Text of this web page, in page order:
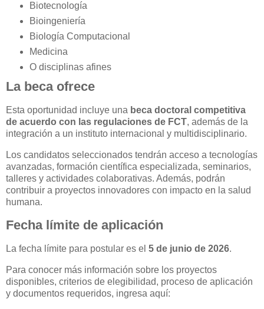
Biotecnología
Bioingeniería
Biología Computacional
Medicina
O disciplinas afines
La beca ofrece
Esta oportunidad incluye una beca doctoral competitiva
de acuerdo con las regulaciones de FCT, además de la
integración a un instituto internacional y multidisciplinario.
Los candidatos seleccionados tendrán acceso a tecnologías
avanzadas, formación científica especializada, seminarios,
talleres y actividades colaborativas. Además, podrán
contribuir a proyectos innovadores con impacto en la salud
humana.
Fecha límite de aplicación
La fecha límite para postular es el 5 de junio de 2026.
Para conocer más información sobre los proyectos
disponibles, criterios de elegibilidad, proceso de aplicación
y documentos requeridos, ingresa aquí: